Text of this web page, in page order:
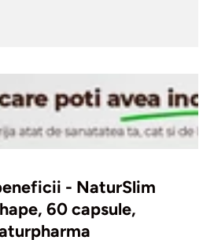
- NaturSlim
60 capsule,